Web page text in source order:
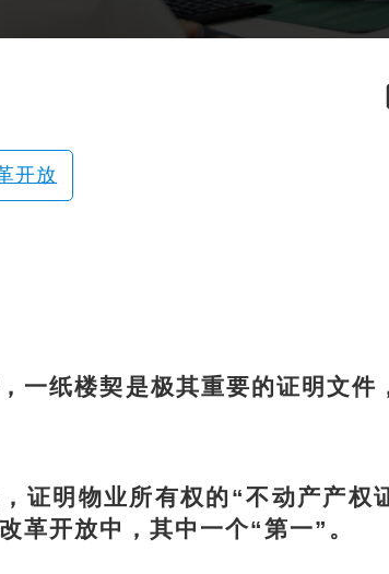
开放
纸楼契是极其重要的证明文件
明物业所有权的“不动产产权
革开放中，其中一个“第一”。